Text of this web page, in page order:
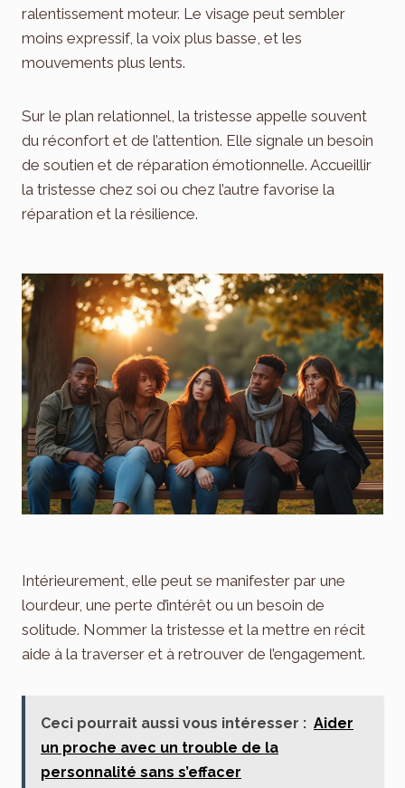
ralentissement moteur. Le visage peut sembler
moins expressif, la voix plus basse, et les
mouvements plus lents.
Sur le plan relationnel, la tristesse appelle souvent
du réconfort et de l’attention. Elle signale un besoin
de soutien et de réparation émotionnelle. Accueillir
la tristesse chez soi ou chez l’autre favorise la
réparation et la résilience.
Intérieurement, elle peut se manifester par une
lourdeur, une perte d’intérêt ou un besoin de
solitude. Nommer la tristesse et la mettre en récit
aide à la traverser et à retrouver de l’engagement.
Ceci pourrait aussi vous intéresser : Aider
un proche avec un trouble de la
personnalité sans s’effacer